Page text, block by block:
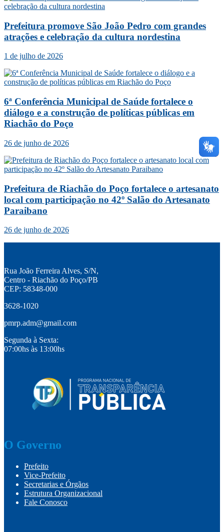
Prefeitura promove São João Pedro com grandes
atrações e celebração da cultura nordestina
1 de julho de 2026
6ª Conferência Municipal de Saúde fortalece o
diálogo e a construção de políticas públicas em
Riachão do Poço
26 de junho de 2026
Prefeitura de Riachão do Poço fortalece o artesanato
local com participação no 42º Salão do Artesanato
Paraibano
26 de junho de 2026
Rua João Ferreira Alves, S/N,
Centro - Riachão do Poço/PB
CEP: 58348-000
3628-1020
pmrp.adm@gmail.com
Segunda à Sexta:
07:00hs às 13:00hs
O Governo
Prefeito
Vice-Prefeito
Secretarias e Órgãos
Estrutura Organizacional
Fale Conosco